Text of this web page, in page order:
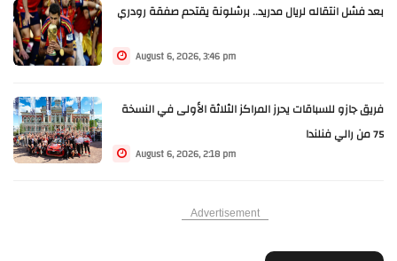
بعد فشل انتقاله لريال مدريد.. برشلونة يقتحم صفقة رودري
August 6, 2026, 3:46 pm
فريق جازو للسباقات يحرز المراكز الثلاثة الأولى في النسخة
75 من رالي فنلندا
August 6, 2026, 2:18 pm
Advertisement